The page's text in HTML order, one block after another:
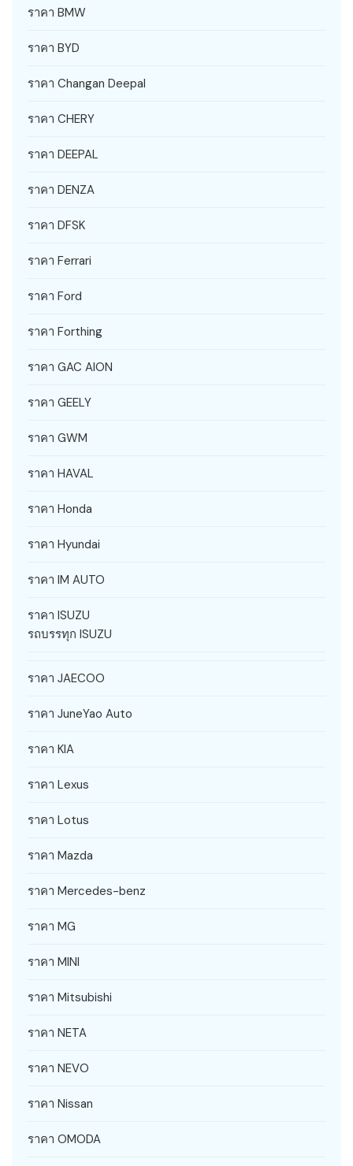
ราคา BMW
ราคา BYD
ราคา Changan Deepal
ราคา CHERY
ราคา DEEPAL
ราคา DENZA
ราคา DFSK
ราคา Ferrari
ราคา Ford
ราคา Forthing
ราคา GAC AION
ราคา GEELY
ราคา GWM
ราคา HAVAL
ราคา Honda
ราคา Hyundai
ราคา IM AUTO
ราคา ISUZU
รถบรรทุก ISUZU
ราคา JAECOO
ราคา JuneYao Auto
ราคา KIA
ราคา Lexus
ราคา Lotus
ราคา Mazda
ราคา Mercedes-benz
ราคา MG
ราคา MINI
ราคา Mitsubishi
ราคา NETA
ราคา NEVO
ราคา Nissan
ราคา OMODA